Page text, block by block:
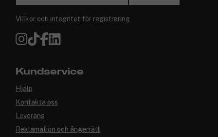
Villkor och integritet för registrering
Kundservice
Hjälp
Kontakta oss
Leverans
Reklamation och ångerrätt